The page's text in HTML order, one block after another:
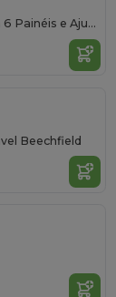
Boné de Algodão Chino com 6 Painéis e Ajuste Metálico
Beechfield